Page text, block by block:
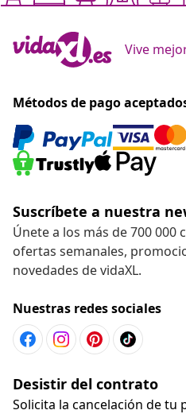
Vive
Métodos de pago
Suscríbete a nuestra
Únete a los más de 700
ofertas semanales,
novedades de vidaXL.
Nuestras redes sociales
Desistir del contrato
Solicita la cancelación de tu